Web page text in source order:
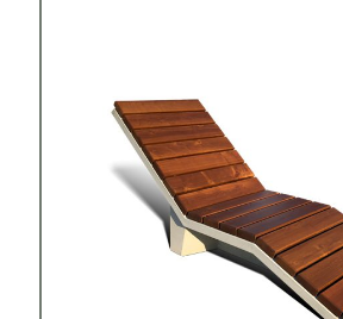
Architekturbeton + Holz